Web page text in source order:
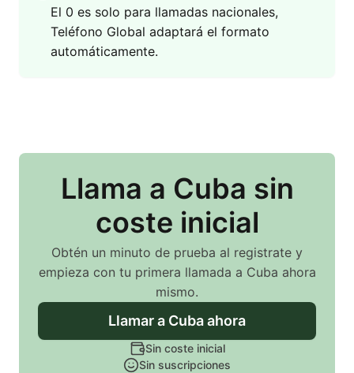
El 0 es solo para llamadas nacionales,
Teléfono Global adaptará el formato
automáticamente.
Llama a Cuba sin
coste inicial
Obtén un minuto de prueba al registrate y
empieza con tu primera llamada a Cuba ahora
mismo.
Llamara Cubaahora
Sin coste inicial
Sin suscripciones